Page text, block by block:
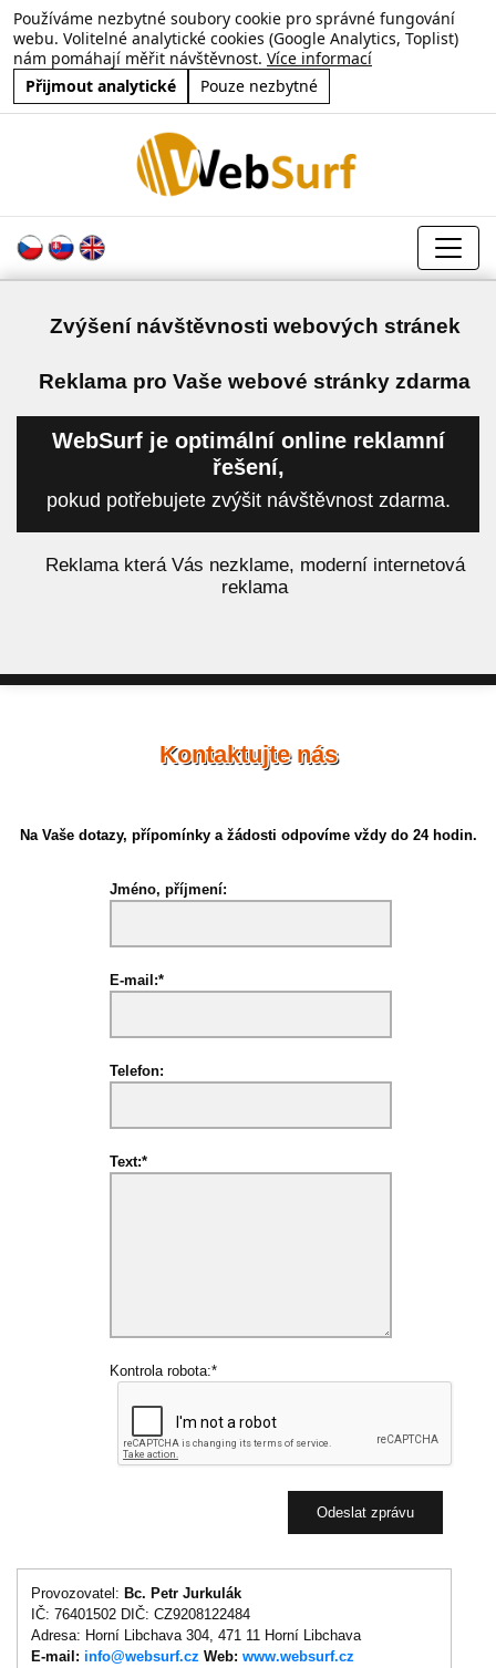
Používáme nezbytné soubory cookie pro správné fungování
webu. Volitelné analytické cookies (Google Analytics, Toplist)
nám pomáhají měřit návštěvnost. Více informací
Přijmout analytické
Pouze nezbytné
Zvýšení návštěvnosti webových stránek
Reklama pro Vaše webové stránky zdarma
WebSurf je optimální online reklamní
řešení,
pokud potřebujete zvýšit návštěvnost zdarma.
Reklama která Vás nezklame, moderní internetová
reklama
Kontaktujte nás
Na Vaše dotazy, přípomínky a žádosti odpovíme vždy do 24 hodin.
Jméno, příjmení:
E-mail:*
Telefon:
Text:*
Kontrola robota:*
Provozovatel: Bc. Petr Jurkulák
IČ: 76401502 DIČ: CZ9208122484
Adresa: Horní Libchava 304, 471 11 Horní Libchava
E-mail: info@websurf.cz Web: www.websurf.cz